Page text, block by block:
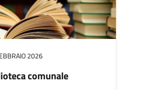
2026
comunale